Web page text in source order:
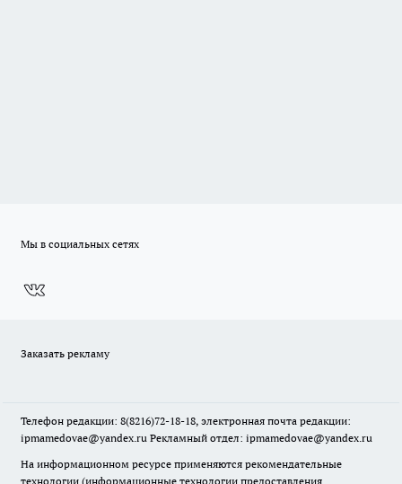
Мы в социальных сетях
Заказать рекламу
Телефон редакции: 8(8216)72-18-18, электронная почта редакции:
ipmamedovae@yandex.ru Рекламный отдел: ipmamedovae@yandex.ru
На информационном ресурсе применяются рекомендательные
технологии (информационные технологии предоставления